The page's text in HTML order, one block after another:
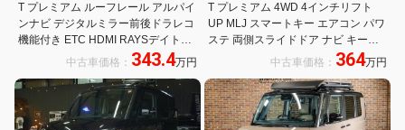
T プレミアム ルーフレール アルパイ
ンナビ デジタルミラー前後ドラレコ
機能付き ETC HDMI RAYSデイトナ
オートフラッグスルーフラック マッ
ラックエンブレムセット
中古車価格： 343.4万円
T プレミアム 4WD 4インチリフト
UP MLJ スマートキー エアコン パワ
ステ 両側スライドドア ナビ キーレ
ス アイドリングストップ
中古車価格： 364万円